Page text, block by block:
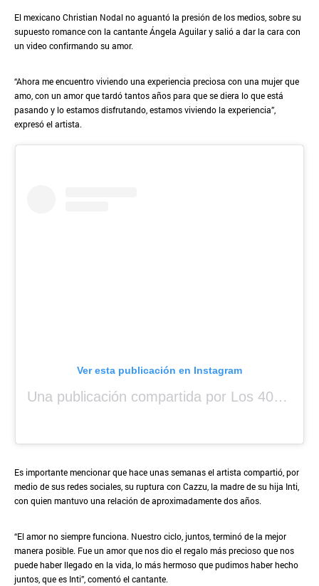
El mexicano Christian Nodal no aguantó la presión de los medios, sobre su
supuesto romance con la cantante Ángela Aguilar y salió a dar la cara con
un video confirmando su amor.
“Ahora me encuentro viviendo una experiencia preciosa con una mujer que
amo, con un amor que tardó tantos años para que se diera lo que está
pasando y lo estamos disfrutando, estamos viviendo la experiencia”,
expresó el artista.
Ver esta publicación en Instagram
Una publicación compartida por Los 40 CR (@loscuarenta104.3)
Es importante mencionar que hace unas semanas el artista compartió, por
medio de sus redes sociales, su ruptura con Cazzu, la madre de su hija Inti,
con quien mantuvo una relación de aproximadamente dos años.
“El amor no siempre funciona. Nuestro ciclo, juntos, terminó de la mejor
manera posible. Fue un amor que nos dio el regalo más precioso que nos
puede haber llegado en la vida, lo más hermoso que pudimos haber hecho
juntos, que es Inti”, comentó el cantante.